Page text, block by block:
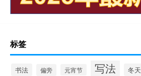
标签
书法 偏旁 元宵节 写法 冬天